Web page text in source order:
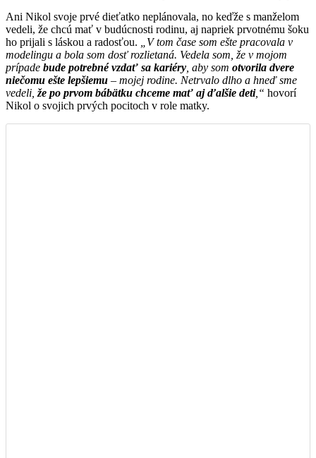
Ani Nikol svoje prvé dieťatko neplánovala, no keďže s manželom
vedeli, že chcú mať v budúcnosti rodinu, aj napriek prvotnému šoku
ho prijali s láskou a radosťou.
„V tom čase som ešte pracovala v
modelingu a bola som dosť rozlietaná. Vedela som, že v mojom
prípade bude potrebné vzdať sa kariéry , aby som otvorila dvere
niečomu ešte lepšiemu – mojej rodine. Netrvalo dlho a hneď sme
vedeli, že po prvom bábätku chceme mať aj ďalšie deti,“ hovorí
Nikol o svojich prvých pocitoch v role matky.